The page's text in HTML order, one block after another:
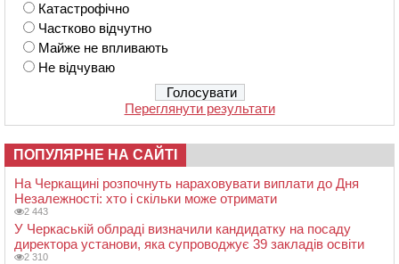
Катастрофічно
Частково відчутно
Майже не впливають
Не відчуваю
Переглянути результати
ПОПУЛЯРНЕ НА САЙТІ
На Черкащині розпочнуть нараховувати виплати до Дня
Незалежності: хто і скільки може отримати
2 443
У Черкаській облраді визначили кандидатку на посаду
директора установи, яка супроводжує 39 закладів освіти
2 310